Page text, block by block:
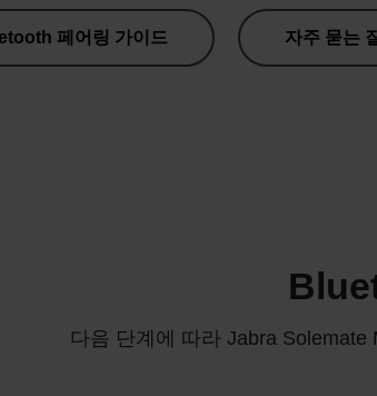
페어링 가이드 자주 묻는
다음 단계에 따라 Jabra